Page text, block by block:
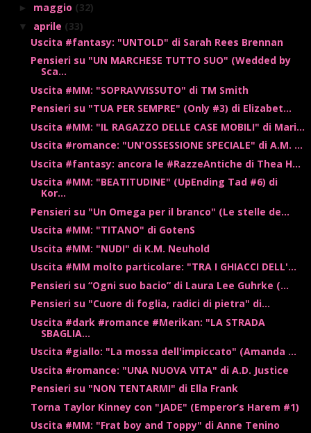
► maggio (32)
▼ aprile (33)
Uscita #fantasy: "UNTOLD" di Sarah Rees Brennan
Pensieri su "UN MARCHESE TUTTO SUO" (Wedded by
Sca...
Uscita #MM: "SOPRAVVISSUTO" di TM Smith
Pensieri su "TUA PER SEMPRE" (Only #3) di Elizabet...
Uscita #MM: "IL RAGAZZO DELLE CASE MOBILI" di Mari...
Uscita #romance: "UN'OSSESSIONE SPECIALE" di A.M. ...
Uscita #fantasy: ancora le #RazzeAntiche di Thea H...
Uscita #MM: "BEATITUDINE" (UpEnding Tad #6) di
Kor...
Pensieri su "Un Omega per il branco" (Le stelle de...
Uscita #MM: "TITANO" di GotenS
Uscita #MM: "NUDI" di K.M. Neuhold
Uscita #MM molto particolare: "TRA I GHIACCI DELL'...
Pensieri su “Ogni suo bacio” di Laura Lee Guhrke (...
Pensieri su "Cuore di foglia, radici di pietra" di...
Uscita #dark #romance #Merikan: "LA STRADA
SBAGLIA...
Uscita #giallo: "La mossa dell'impiccato" (Amanda ...
Uscita #romance: "UNA NUOVA VITA" di A.D. Justice
Pensieri su "NON TENTARMI" di Ella Frank
Torna Taylor Kinney con "JADE" (Emperor’s Harem #1)
Uscita #MM: "Frat boy and Toppy" di Anne Tenino